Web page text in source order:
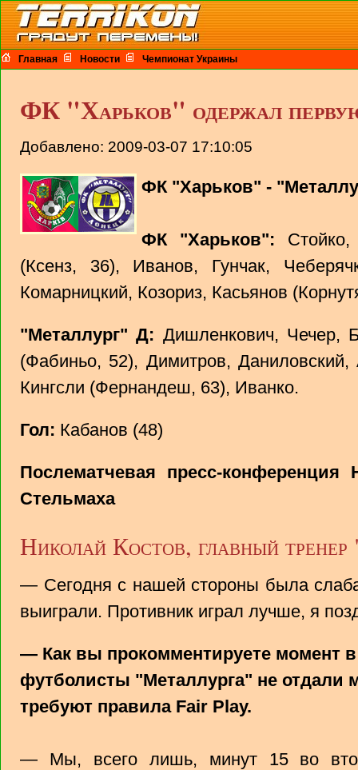
Главная Новости Чемпионат Украины
ФК "Харьков" одержал
Добавлено: 2009-03-07 17:10:05
ФК "Харьков" -
ФК "Харьков":
(Ксенз, 36), Иванов, Гунчак,
Комарницкий, Козориз, Касьянов
"Металлург" Д: Дишленкович, Чечер,
(Фабиньо, 52), Димитров,
Кингсли (Фернандеш, 63), Иванко.
Гол: Кабанов (48)
Послематчевая пресс-
Стельмаха
Николай Костов, главный
— Сегодня с нашей стороны была
выиграли. Противник играл лучше, я
— Как вы прокомментируете момент в
футболисты "Металлурга" не отдали
требуют правила Fair Play.
— Мы, всего лишь, минут 15 во